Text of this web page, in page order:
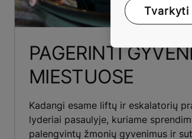
PAGERINTI
MIESTUOSE
Kadangi esame liftų ir eskalatorių
lyderiai pasaulyje, kuriame
palengvintų žmonių gyvenimus ir
Tvarkyti